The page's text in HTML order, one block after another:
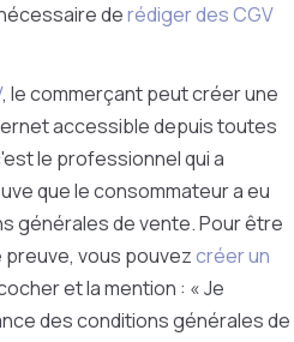
derédiger des CGV
, le commerçant peut créer une
accessible depuis toutes
le professionnel qui a
que le consommateur a eu
générales de vente. Pour être
vous pouvezcréer un
et la mention : « Je
des conditions générales de